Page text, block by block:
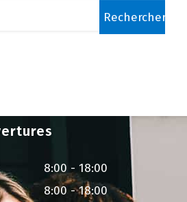
8:00 - 18:00
8:00 - 18:00